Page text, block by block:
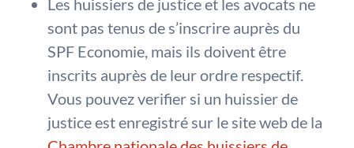
Les huissiers de justice et les avocats ne
sont pas tenus de s’inscrire auprès du
SPF Economie, mais ils doivent être
inscrits auprès de leur ordre respectif.
Vous pouvez verifier si un huissier de
justice est enregistré sur le site web de la